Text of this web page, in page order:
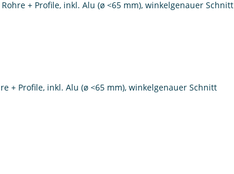
+ Profile, inkl. Alu (ø <65 mm), winkelgenauer Schnitt
+ Profile, inkl. Alu (ø <65 mm), winkelgenauer Schnitt